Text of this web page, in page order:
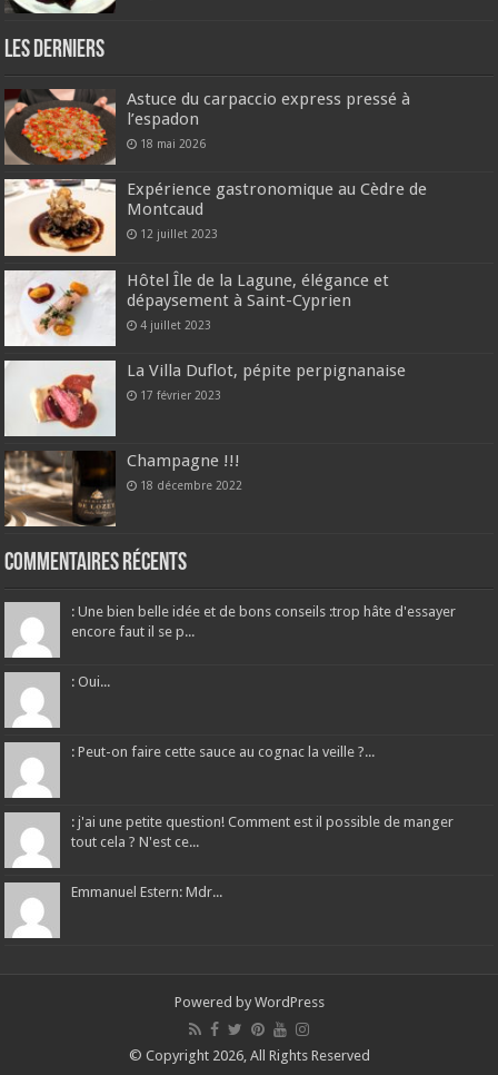
Les derniers
Astuce du carpaccio express pressé à
l’espadon
18 mai 2026
Expérience gastronomique au Cèdre de
Montcaud
12 juillet 2023
Hôtel Île de la Lagune, élégance et
dépaysement à Saint-Cyprien
4 juillet 2023
La Villa Duflot, pépite perpignanaise
17 février 2023
Champagne !!!
18 décembre 2022
Commentaires récents
: Une bien belle idée et de bons conseils :trop hâte d'essayer
encore faut il se p...
: Oui...
: Peut-on faire cette sauce au cognac la veille ?...
: j'ai une petite question! Comment est il possible de manger
tout cela ? N'est ce...
Emmanuel Estern: Mdr...
Powered by WordPress
© Copyright 2026, All Rights Reserved